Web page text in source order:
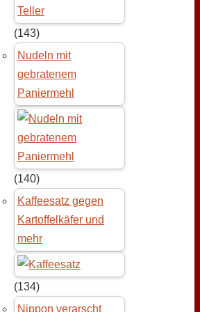
(143)
Nudeln mit
gebratenem
Paniermehl
(140)
Kaffeesatz gegen
Kartoffelkäfer und
mehr
(134)
Nippon verarscht